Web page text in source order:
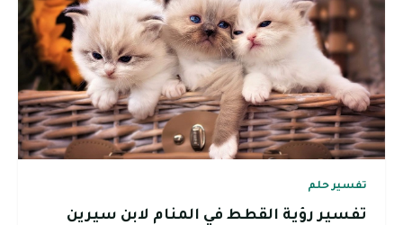
تفسير حلم
تفسير رؤية القطط في المنام لابن سيرين